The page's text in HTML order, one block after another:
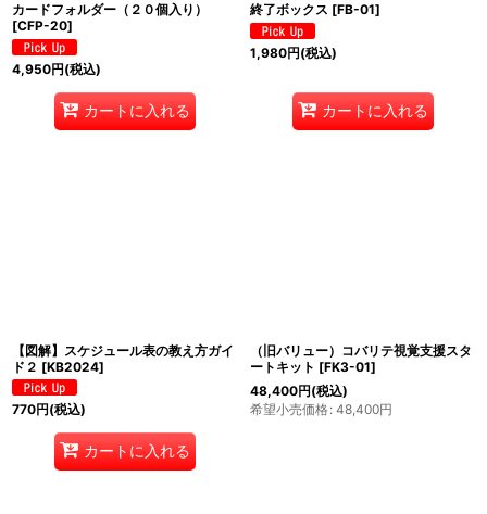
カードフォルダー（２０個入り）
[CFP-20]
4,950円(税込)
カートに入れる
終了ボックス [FB-01]
1,980円(税込)
カートに入れる
【図解】スケジュール表の教え方ガイ
ド２ [KB2024]
770円(税込)
カートに入れる
（旧バリュー）コバリテ視覚支援スタ
ートキット [FK3-01]
48,400円(税込)
希望小売価格: 48,400円